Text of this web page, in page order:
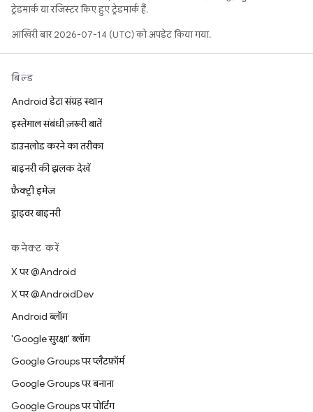
ट्रेडमार्क या रजिस्टर किए हुए ट्रेडमार्क हैं.
आखिरी बार 2026-07-14 (UTC) को अपडेट किया गया.
बिल्ड
Android डेटा संग्रह स्थान
इस्तेमाल संबंधी ज़रूरी बातें
डाउनलोड करने का तरीका
बाइनरी की झलक देखें
फ़ैक्ट्री इमेज
ड्राइवर बाइनरी
कनेक्ट करें
X पर @Android
X पर @AndroidDev
Android ब्लॉग
'Google सुरक्षा' ब्लॉग
Google Groups पर प्लैटफ़ॉर्म
Google Groups पर बनाना
Google Groups पर पोर्टिंग